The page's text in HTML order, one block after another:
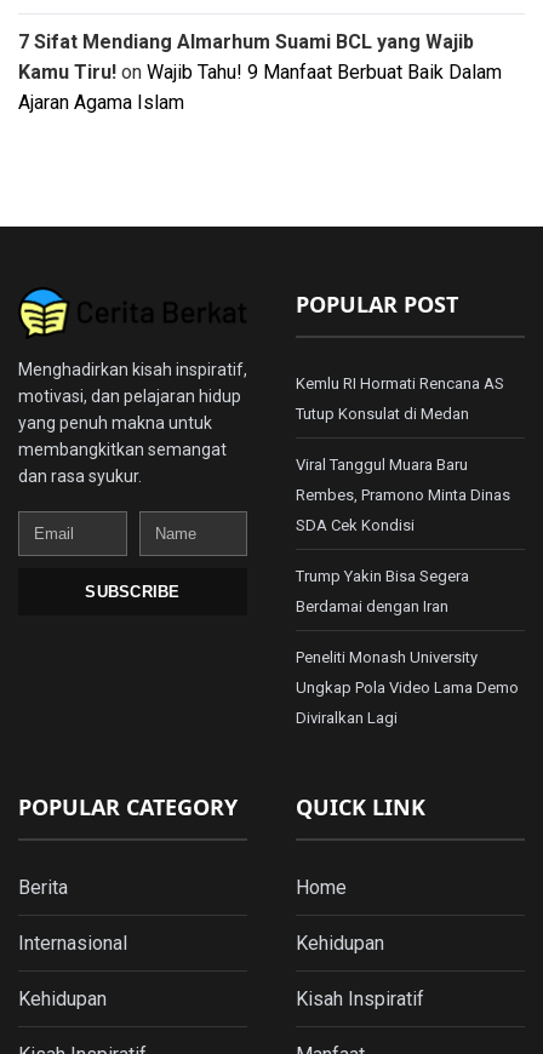
7 Sifat Mendiang Almarhum Suami BCL yang Wajib
Kamu Tiru! on Wajib Tahu! 9 Manfaat Berbuat Baik Dalam
Ajaran Agama Islam
Menghadirkan kisah inspiratif,
motivasi, dan pelajaran hidup
yang penuh makna untuk
membangkitkan semangat
dan rasa syukur.
Email
Name
SUBSCRIBE
POPULAR POST
Kemlu RI Hormati Rencana AS
Tutup Konsulat di Medan
Viral Tanggul Muara Baru
Rembes, Pramono Minta Dinas
SDA Cek Kondisi
Trump Yakin Bisa Segera
Berdamai dengan Iran
Peneliti Monash University
Ungkap Pola Video Lama Demo
Diviralkan Lagi
POPULAR CATEGORY
Berita
Internasional
Kehidupan
QUICK LINK
Home
Kehidupan
Kisah Inspiratif